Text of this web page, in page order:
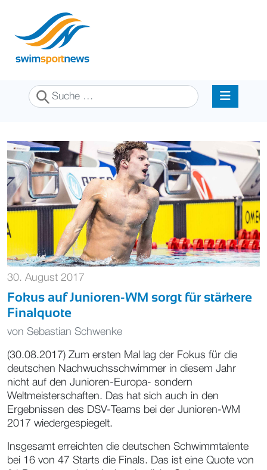
Suchen
30. August 2017
Fokus auf Junioren-WM sorgt für stärkere
Finalquote
von Sebastian Schwenke
(30.08.2017) Zum ersten Mal lag der Fokus für die
deutschen Nachwuchsschwimmer in diesem Jahr
nicht auf den Junioren-Europa- sondern
Weltmeisterschaften. Das hat sich auch in den
Ergebnissen des DSV-Teams bei der Junioren-WM
2017 wiedergespiegelt.
Insgesamt erreichten die deutschen Schwimmtalente
bei 16 von 47 Starts die Finals. Das ist eine Quote von